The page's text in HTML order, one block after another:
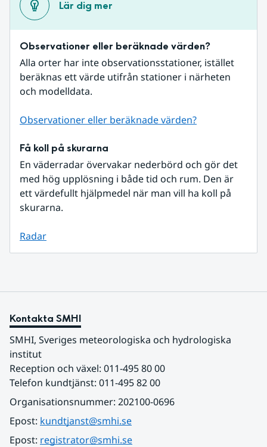
Lär dig mer
Observationer eller beräknade värden?
Alla orter har inte observationsstationer, istället
beräknas ett värde utifrån stationer i närheten
och modelldata.
Observationer eller beräknade värden?
Få koll på skurarna
En väderradar övervakar nederbörd och gör det
med hög upplösning i både tid och rum. Den är
ett värdefullt hjälpmedel när man vill ha koll på
skurarna.
Radar
Kontakta SMHI
SMHI, Sveriges meteorologiska och hydrologiska
institut
Reception och växel: 011-495 80 00
Telefon kundtjänst: 011-495 82 00
Organisationsnummer: 202100-0696
Epost: kundtjanst@smhi.se
Epost: registrator@smhi.se